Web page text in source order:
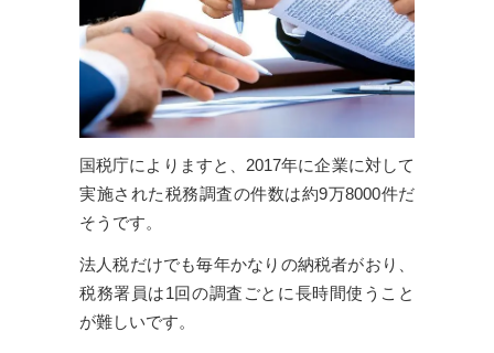
国税庁によりますと、2017年に企業に対して
実施された税務調査の件数は約9万8000件だ
そうです。
法人税だけでも毎年かなりの納税者がおり、
税務署員は1回の調査ごとに長時間使うこと
が難しいです。